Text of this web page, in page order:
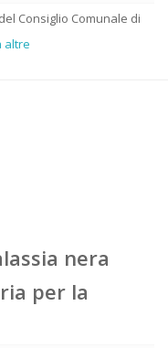
Consiglio Comunale di
altre
nera
per la